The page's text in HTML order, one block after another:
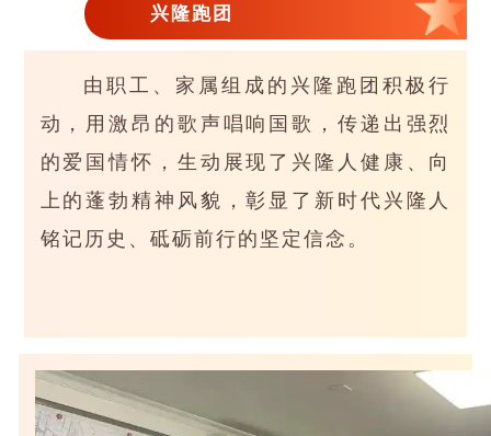
兴隆跑团
由职工、家属组成的兴隆跑团积极行
动，用激昂的歌声唱响国歌，传递出强烈
的爱国情怀，生动展现了兴隆人健康、向
上的蓬勃精神风貌，彰显了新时代兴隆人
铭记历史、砥砺前行的坚定信念。